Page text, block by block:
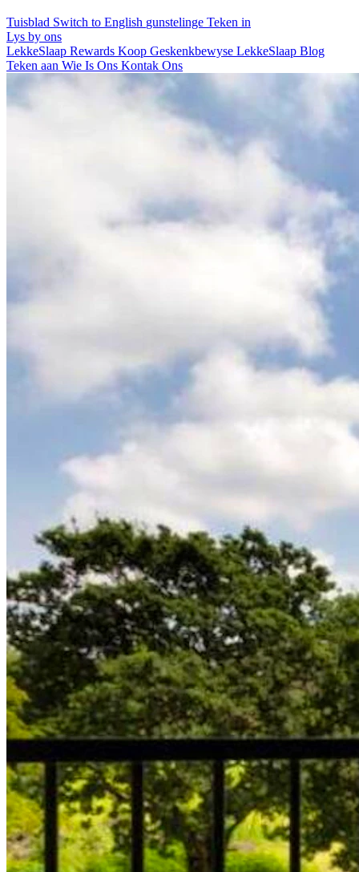
Tuisblad Switch to English gunstelinge Teken in
Lys by ons
LekkeSlaap Rewards Koop Geskenkbewyse LekkeSlaap Blog
Teken aan Wie Is Ons Kontak Ons